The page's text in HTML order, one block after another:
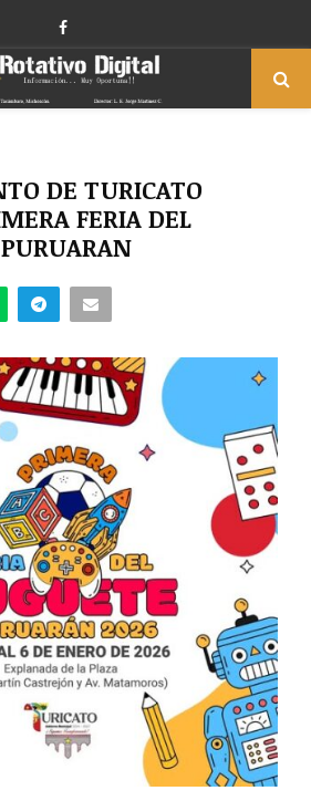
Facebook
DE TURICATO
FERIA DEL